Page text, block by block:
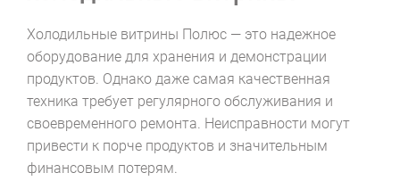
Холодильные витрины Полюс — это надежное
оборудование для хранения и демонстрации
продуктов. Однако даже самая качественная
техника требует регулярного обслуживания и
своевременного ремонта. Неисправности могут
привести к порче продуктов и значительным
финансовым потерям.